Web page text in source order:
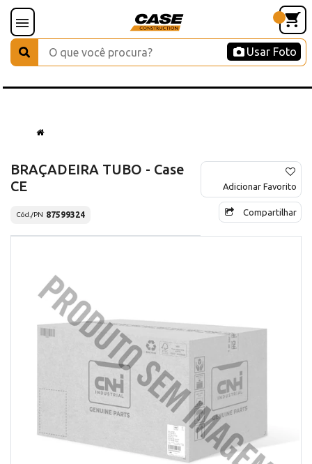
Usar Foto
BRAÇADEIRA TUBO - Case
CE
Cód./PN 87599324
Adicionar Favorito
Compartilhar